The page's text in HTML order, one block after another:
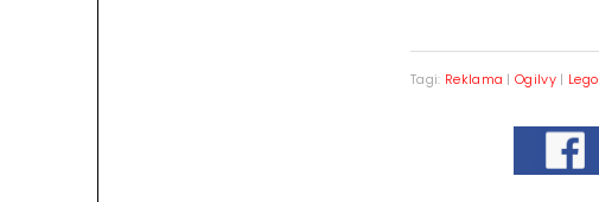
Tagi: Reklama |Ogilvy | Lego